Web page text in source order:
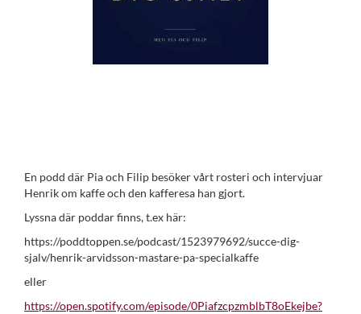
En podd där Pia och Filip besöker vårt rosteri och intervjuar
Henrik om kaffe och den kafferesa han gjort.
Lyssna där poddar finns, t.ex här:
https://poddtoppen.se/podcast/1523979692/succe-dig-
sjalv/henrik-arvidsson-mastare-pa-specialkaffe
eller
https://open.spotify.com/episode/0PiafzcpzmblbT8oEkejbe?